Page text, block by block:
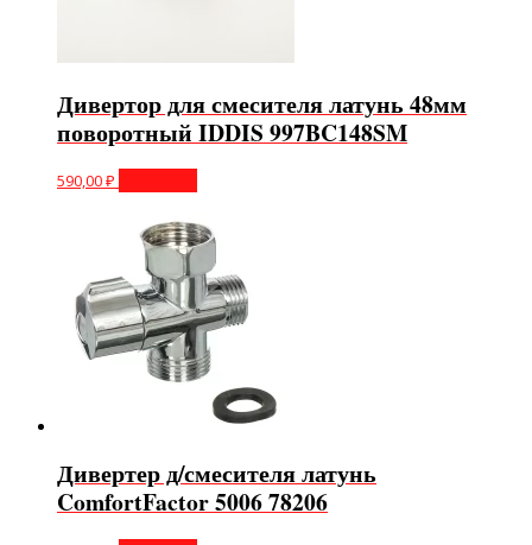
Дивертор для смесителя латунь 48мм
поворотный IDDIS 997BC148SM
590,00₽
Дивертер д/смесителя латунь
ComfortFactor 5006 78206